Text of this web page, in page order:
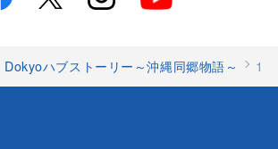
Dokyoハブストーリー～沖縄同郷物語～ 10